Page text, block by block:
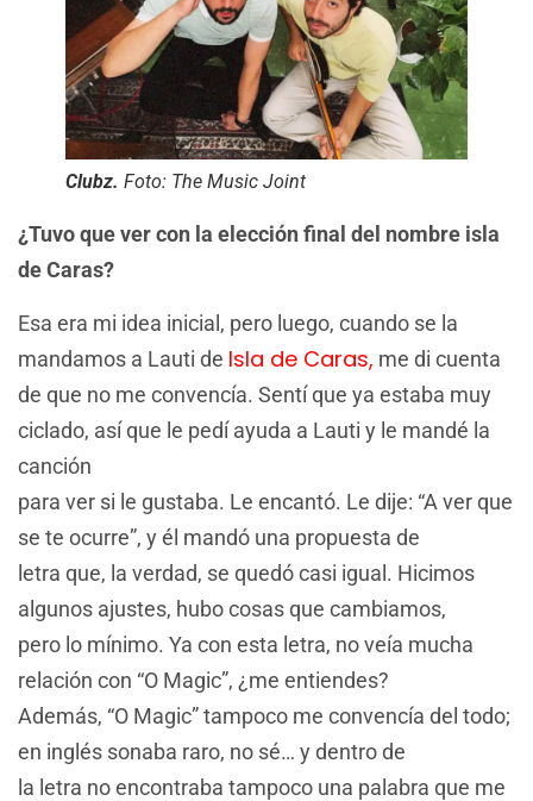
Clubz. Foto: The Music Joint
¿Tuvo que ver con la elección final del nombre isla
de Caras?
Esa era mi idea inicial, pero luego, cuando se la
mandamos a Lauti de Isla de Caras, me di cuenta
de que no me convencía. Sentí que ya estaba muy
ciclado, así que le pedí ayuda a Lauti y le mandé la
canción
para ver si le gustaba. Le encantó. Le dije: “A ver que
se te ocurre”, y él mandó una propuesta de
letra que, la verdad, se quedó casi igual. Hicimos
algunos ajustes, hubo cosas que cambiamos,
pero lo mínimo. Ya con esta letra, no veía mucha
relación con “O Magic”, ¿me entiendes?
Además, “O Magic” tampoco me convencía del todo;
en inglés sonaba raro, no sé… y dentro de
la letra no encontraba tampoco una palabra que me